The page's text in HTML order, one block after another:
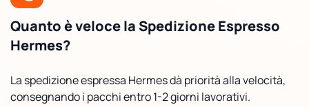
Quanto è veloce la Spedizione Espresso
Hermes?
La spedizione espressa Hermes dà priorità alla velocità,
consegnando i pacchi entro 1-2 giorni lavorativi.